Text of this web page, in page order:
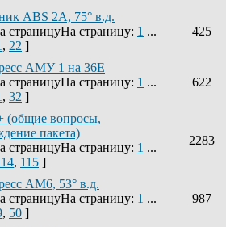
ABS 2A, 75° в.д.
На страницу: 1 ...
, 22 ]
425
АМУ 1 на 36Е
На страницу: 1 ...
, 32 ]
622
вопросы,
пакета)
На страницу: 1 ...
, 115 ]
2283
AM6, 53° в.д.
На страницу: 1 ...
, 50 ]
987